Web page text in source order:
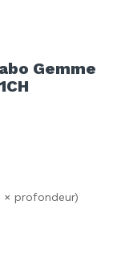
Gemme
× profondeur)